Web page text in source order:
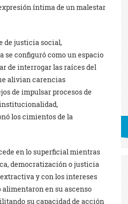
íntima de un malestar
de justicia social,
se configuró como un espacio
de interrogar las raíces del
alivian carencias
de impulsar procesos de
los cimientos de la
en lo superficial mientras
democratización o justicia
y con los intereses
en su ascenso
su capacidad de acción